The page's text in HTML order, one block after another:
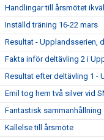
Handlingar till årsmötet ikväll
Inställd träning 16-22 mars
Resultat - Upplandsserien,
Fakta inför deltävling 2 i
Resultat efter deltävling 1 -
Emil tog hem två silver vid
Fantastisk sammanhållning
Kallelse till årsmöte